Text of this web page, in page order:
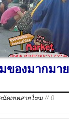
ของมากมาย
นัดเขตสายไหม // 0